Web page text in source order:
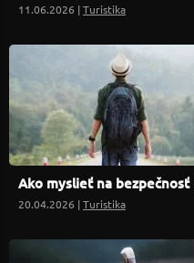
11.06.2026 |Turistika
Ako myslieť na bezpečnosť
20.04.2026 |Turistika